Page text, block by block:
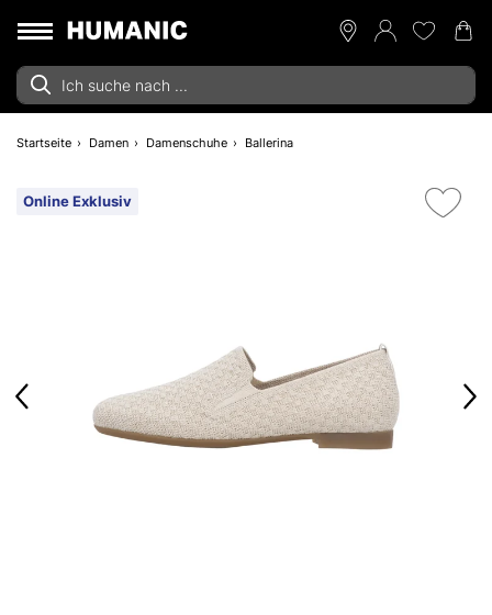
Startseite Damen Damenschuhe Ballerina
Online Exklusiv